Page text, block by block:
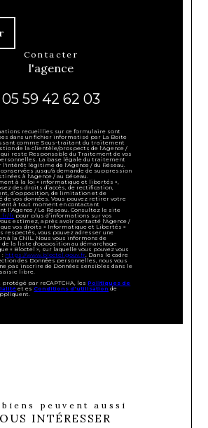
contacter
l'agence
05 59 42 62 03
recueillies sur ce formulaire sont
dans un fichier informatisé par La Boite
comme Sous-traitant du traitement
de la clientèle/prospects de l'Agence /
qui reste Responsable du Traitement de vos
La base légale du traitement
l'intérêt légitime de l'Agence / du Réseau.
jusqu'à demande de suppression
à l'Agence / au Réseau.
à la loi « informatique et libertés »,
des droits d’accès, de rectification,
d’opposition, de limitation et de
vos données. Vous pouvez retirer votre
à tout moment en contactant
l’Agence / Le Réseau. Consultez le site
fr pour plus d’informations sur vos
estimez, après avoir contacté l'Agence /
que vos droits « Informatique et Libertés »
respectés, vous pouvez adresser une
à la CNIL. Nous vous informons de
de la liste d'opposition au démarchage
« Bloctel », sur laquelle vous pouvez vous
: https://www.bloctel.gouv.fr . Dans le cadre
des Données personnelles, nous vous
pas inscrire de Données sensibles dans le
libre.
protégé par reCAPTCHA, lesPolitiques de
et esConditions d'utilisationde
biens peuvent aussi
INTÉRESSER